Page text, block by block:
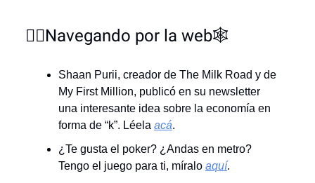
🏄‍♂️Navegando por la web🕸️
Shaan Purii, creador de The Milk Road y de
My First Million, publicó en su newsletter
una interesante idea sobre la economía en
forma de “k”. Léela acá.
¿Te gusta el poker? ¿Andas en metro?
Tengo el juego para ti, míralo aquí.